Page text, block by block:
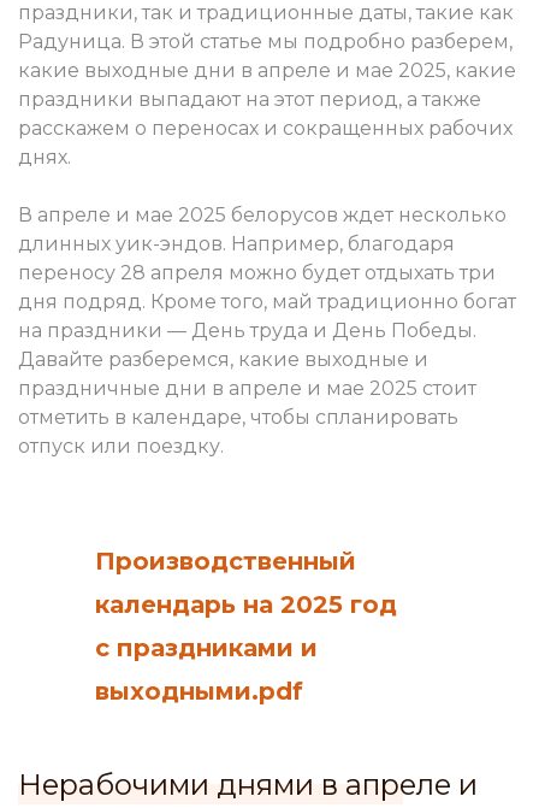
праздники, так и традиционные даты, такие как
Радуница. В этой статье мы подробно разберем,
какие выходные дни в апреле и мае 2025, какие
праздники выпадают на этот период, а также
расскажем о переносах и сокращенных рабочих
днях.
В апреле и мае 2025 белорусов ждет несколько
длинных уик-эндов. Например, благодаря
переносу 28 апреля можно будет отдыхать три
дня подряд. Кроме того, май традиционно богат
на праздники — День труда и День Победы.
Давайте разберемся, какие выходные и
праздничные дни в апреле и мае 2025 стоит
отметить в календаре, чтобы спланировать
отпуск или поездку.
Производственный
календарь на 2025 год
с праздниками и
выходными.pdf
Нерабочими днями в апреле и